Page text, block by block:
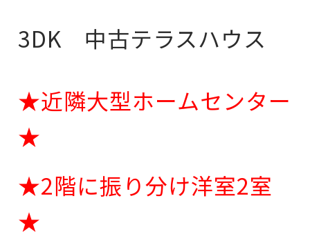
3DK 中古テラスハウス
★近隣大型ホームセンター
★
★2階に振り分け洋室2室
★